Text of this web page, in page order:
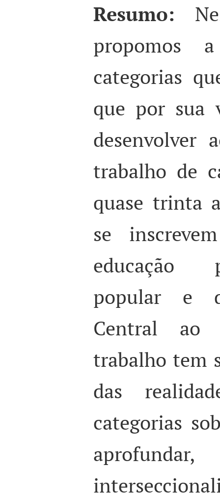
Resumo:
propomos
categorias
que por sua
desenvolver
trabalho de
quase trinta
se
educação
popular e
Central ao
trabalho tem
das
categorias